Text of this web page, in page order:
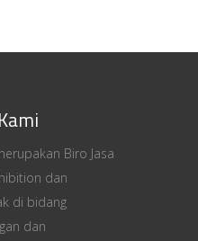
Biro Jasa
dan
di bidang
dan